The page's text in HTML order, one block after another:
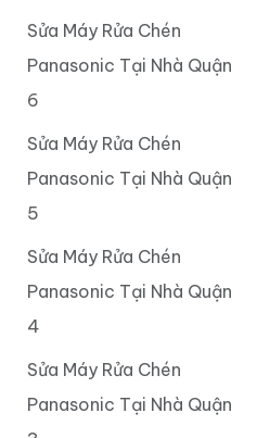
Sửa Máy Rửa Chén
Panasonic Tại Nhà Quận
6
Sửa Máy Rửa Chén
Panasonic Tại Nhà Quận
5
Sửa Máy Rửa Chén
Panasonic Tại Nhà Quận
4
Sửa Máy Rửa Chén
Panasonic Tại Nhà Quận